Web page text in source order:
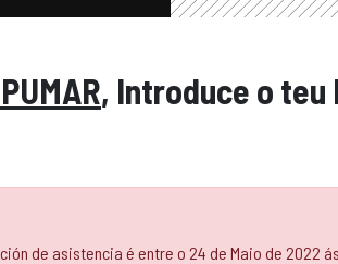
, Introduce o teu
de asistencia é entre o 24 de Maio de 2022